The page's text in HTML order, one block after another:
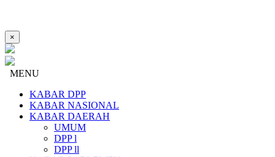
×
MENU
KABAR DPP
KABAR NASIONAL
KABAR DAERAH
UMUM
DPP l
DPP ll